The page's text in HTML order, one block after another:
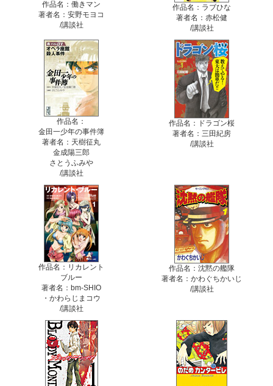
作品名：働きマン
著者名：安野モヨコ
/講談社
作品名：ラブひな
著者名：赤松健
/講談社
作品名：
金田一少年の事件簿
著者名：天樹征丸
金成陽三郎
さとうふみや
/講談社
作品名：ドラゴン桜
著者名：三田紀房
/講談社
作品名：リカレント
ブルー
著者名：bm-SHIO
・かわらじまコウ
/講談社
作品名：沈黙の艦隊
著者名：かわぐちかいじ
/講談社